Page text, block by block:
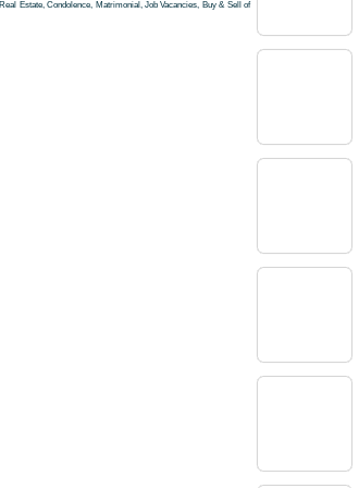
Estate, Condolence, Matrimonial, Job Vacancies, Buy & Sell of